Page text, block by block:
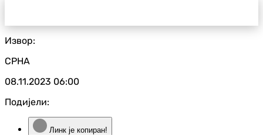
Извор:
СРНА
08.11.2023 06:00
Подијели:
Линк је копиран!